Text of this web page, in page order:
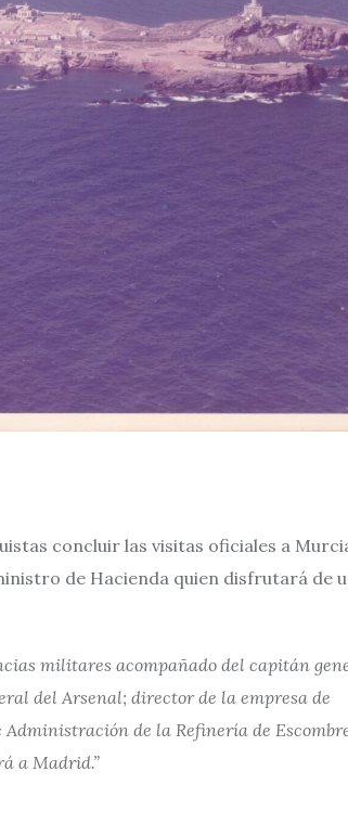
concluir las visitas oficiales a
de Hacienda quien disfrutará de
militares acompañado del capitán
del Arsenal; director de la empresa de
de la Refinería de
a Madrid.”